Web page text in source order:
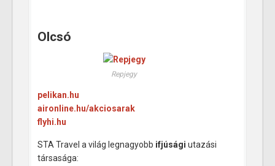
Olcsó
Repjegy
pelikan.hu
aironline.hu/akciosarak
flyhi.hu
STA Travel a világ legnagyobb ifjúsági utazási
társasága: